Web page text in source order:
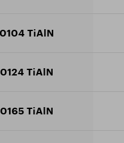
TiAlN
TiAlN
TiAlN